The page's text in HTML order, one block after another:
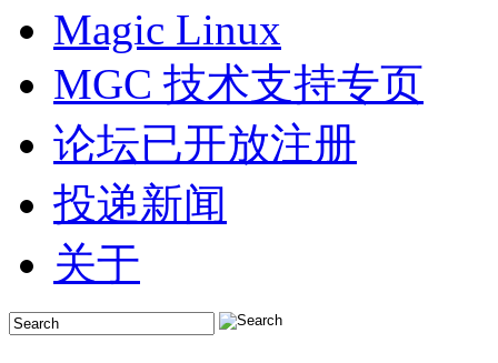
Magic Linux
MGC 技术支持专页
论坛已开放注册
投递新闻
关于